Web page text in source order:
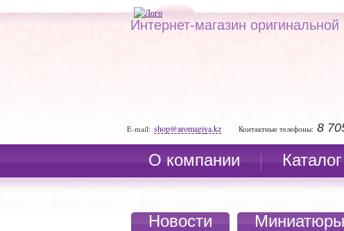
Интернет-магазин
E-mail: shop@aromagiya.kz Контактные телефоны: 8
О компании Каталог
Новости Миниатюры